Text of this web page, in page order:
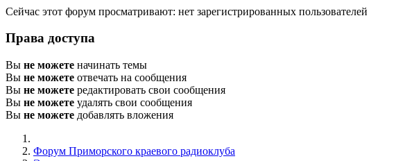
Сейчас этот форум просматривают: нет зарегистрированных пользователей
Права доступа
Вы не можете начинать темы
Вы не можете отвечать на сообщения
Вы не можете редактировать свои сообщения
Вы не можете удалять свои сообщения
Вы не можете добавлять вложения
Форум Приморского краевого радиоклуба